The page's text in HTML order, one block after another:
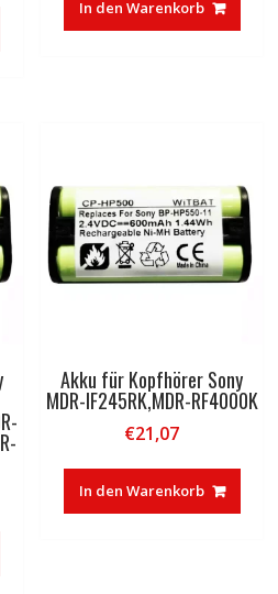
In den Warenkorb
Akku für Kopfhörer Sony
MDR-IF245RK,MDR-RF4000K
€21,07
In den Warenkorb